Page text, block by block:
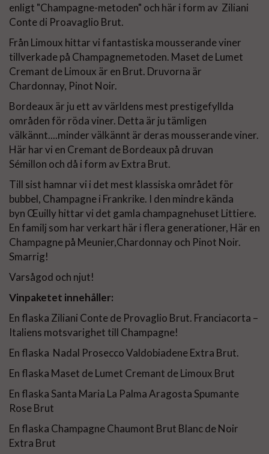
enligt "Champagne-metoden" och här i form av Ziliani
Conte di Proavaglio Brut.
Från Limoux hittar vi fantastiska mousserande viner
tillverkade på Champagnemetoden. Maset de Lumet
Cremant de Limoux är en Brut. Druvorna är
Chardonnay, Pinot Noir.
Bordeaux är ju ett av världens mest prestigefyllda
områden för röda viner. Detta är ju tämligen
välkännt....minder välkännt är deras mousserande viner.
Här har vi en Cremant de Bordeaux på druvan
Sémillon och då i form av Extra Brut.
Till sist hamnar vi i det mest klassiska området för
bubbel, Champagne i Frankrike. I den mindre kända
byn Œuilly hittar vi det gamla champagnehuset Littiere.
En familj som har verkart här i flera generationer, Här en
Champagne på Meunier,Chardonnay och Pinot Noir.
Smarrig!
Varsågod och njut!
Vinpaketet innehåller:
En flaska Ziliani Conte de Provaglio Brut. Franciacorta –
Italiens motsvarighet till Champagne!
En flaska Nadal Prosecco Valdobiadene Extra Brut.
En flaska Maset de Lumet Cremant de Limoux Brut
En flaska Santa Maria La Palma Aragosta Spumante
Rose Brut
En flaska Champagne Chaumont Brut Blanc de Noir
Extra Brut